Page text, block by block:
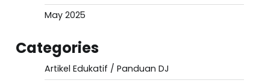
May 2025
Categories
Artikel Edukatif / Panduan DJ